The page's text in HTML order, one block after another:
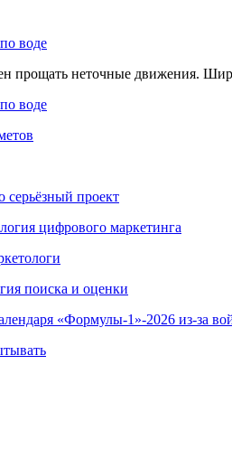
воде
прощать неточные движения.
воде
проект
цифрового маркетинга
поиска и оценки
«Формулы-1»-2026 из-за